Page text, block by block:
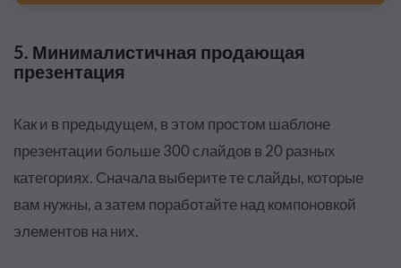
5. Минималистичная продающая
презентация
Как и в предыдущем, в этом простом шаблоне
презентации больше 300 слайдов в 20 разных
категориях. Сначала выберите те слайды, которые
вам нужны, а затем поработайте над компоновкой
элементов на них.